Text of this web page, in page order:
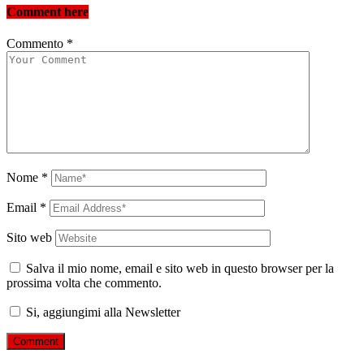
Comment here
Commento *
Nome *
Email *
Sito web
Salva il mio nome, email e sito web in questo browser per la
prossima volta che commento.
Si, aggiungimi alla Newsletter